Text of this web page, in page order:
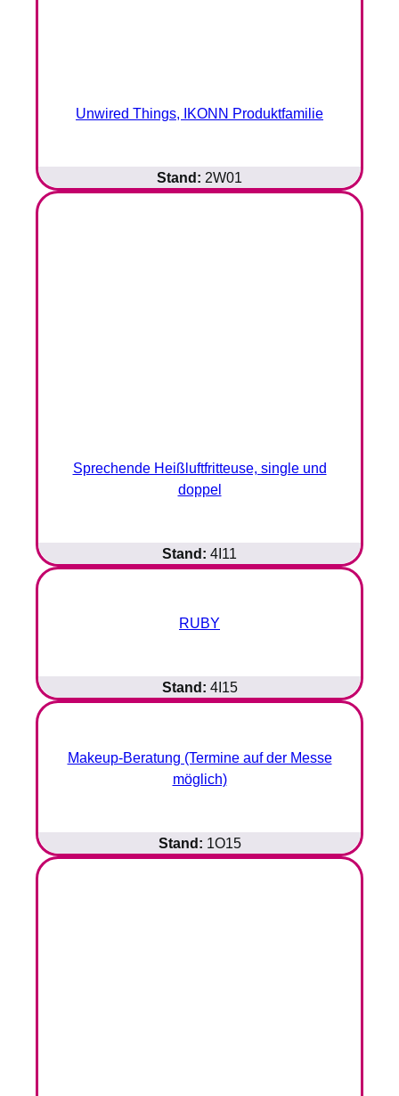
Unwired Things, IKONN Produktfamilie
Stand: 2W01
Sprechende Heißluftfritteuse, single und
doppel
Stand: 4I11
RUBY
Stand: 4I15
Makeup-Beratung (Termine auf der Messe
möglich)
Stand: 1O15